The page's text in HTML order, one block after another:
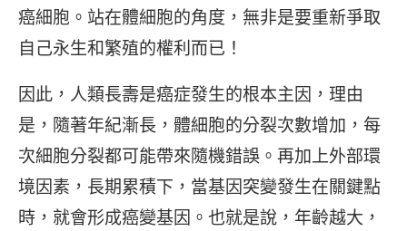
癌細胞。站在體細胞的角度，無非是要重新爭取
自己永生和繁殖的權利而已！
因此，人類長壽是癌症發生的根本主因，理由
是，隨著年紀漸長，體細胞的分裂次數增加，每
次細胞分裂都可能帶來隨機錯誤。再加上外部環
境因素，長期累積下，當基因突變發生在關鍵點
時，就會形成癌變基因。也就是說，年齡越大，